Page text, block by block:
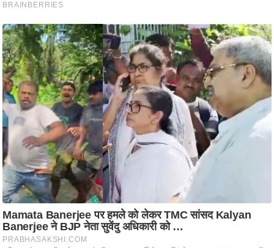
आ
ई
.
चा
य
प
र
स
मी
ध
र्म
ति
ष